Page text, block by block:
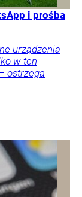
i prośba
urządzenia
w ten
ostrzega